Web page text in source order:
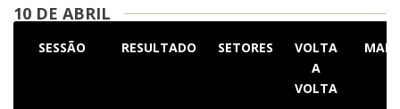
10 DE ABRIL
SESSÃO RESULTADO SETORES
VOLTA
A
VOLTA